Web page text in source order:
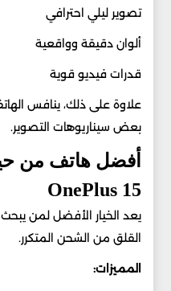
تصوير ليلي احترافي
ألوان دقيقة وواقعية
قدرات فيديو قوية
علاوة على ذلك، ينافس
بعض سيناريوهات التصوير.
أفضل هاتف من
OnePlus 15
يعد الخيار الأفضل لمن
القلق من الشحن المتكرر.
المميزات: